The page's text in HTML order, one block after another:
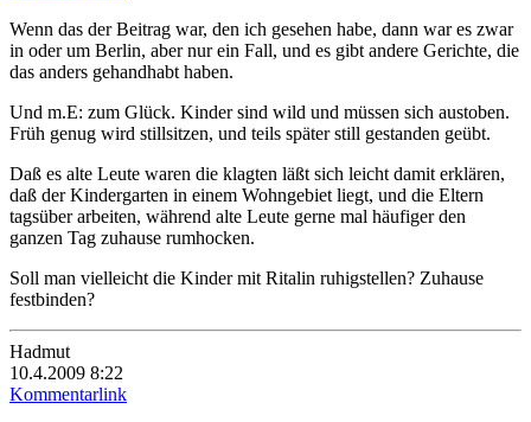
Wenn das der Beitrag war, den ich gesehen habe, dann war es zwar
in oder um Berlin, aber nur ein Fall, und es gibt andere Gerichte, die
das anders gehandhabt haben.
Und m.E: zum Glück. Kinder sind wild und müssen sich austoben.
Früh genug wird stillsitzen, und teils später still gestanden geübt.
Daß es alte Leute waren die klagten läßt sich leicht damit erklären,
daß der Kindergarten in einem Wohngebiet liegt, und die Eltern
tagsüber arbeiten, während alte Leute gerne mal häufiger den
ganzen Tag zuhause rumhocken.
Soll man vielleicht die Kinder mit Ritalin ruhigstellen? Zuhause
festbinden?
Hadmut
10.4.2009 8:22
Kommentarlink